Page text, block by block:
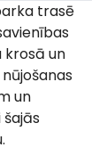
trasē
krosā un
un